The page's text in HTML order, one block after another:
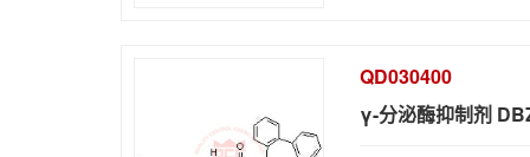
QD030400
γ-分泌酶抑制剂